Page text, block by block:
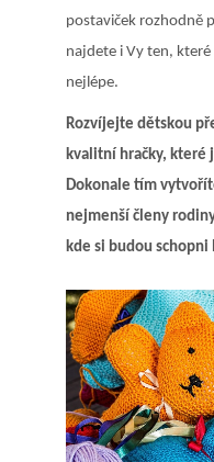
postaviček rozhodně
najdete i Vy ten,
nejlépe.
Rozvíjejte dětskou
kvalitní hračky, které
Dokonale tím
nejmenší členy
kde si budou